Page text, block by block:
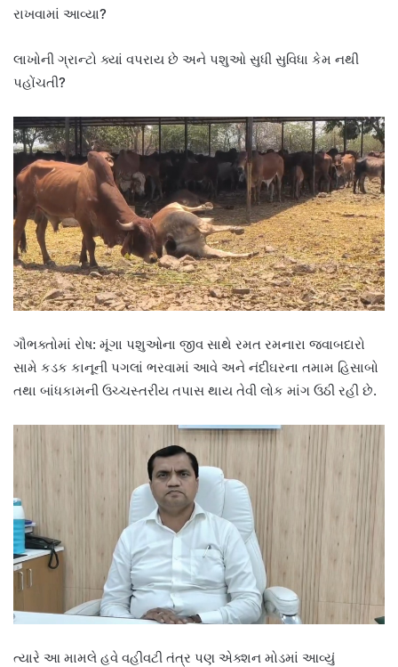
રાખવામાં આવ્યા?
લાખોની ગ્રાન્ટો ક્યાં વપરાય છે અને પશુઓ સુધી સુવિધા કેમ નથી
પહોંચતી?
ગૌભક્તોમાં રોષ: મૂંગા પશુઓના જીવ સાથે રમત રમનારા જવાબદારો
સામે કડક કાનૂની પગલાં ભરવામાં આવે અને નંદીઘરના તમામ હિસાબો
તથા બાંધકામની ઉચ્ચસ્તરીય તપાસ થાય તેવી લોક માંગ ઉઠી રહી છે.
ત્યારે આ મામલે હવે વહીવટી તંત્ર પણ એક્શન મોડમાં આવ્યું